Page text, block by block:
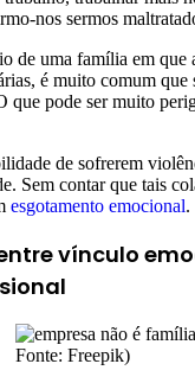
nos sermos
de uma família em que
é muito comum que
que pode ser muito
de sofrerem
Sem contar que tais
esgotamento emocional.
vínculo
Fonte: Freepik)